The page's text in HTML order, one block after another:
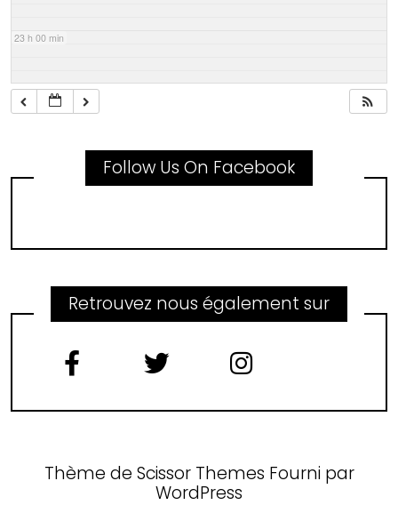
23 h 00 min
Follow Us On Facebook
Retrouvez nous également sur
Thème de Scissor Themes Fourni par
WordPress